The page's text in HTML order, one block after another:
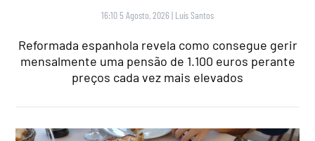
16:10 5 Agosto, 2026 | Luís Santos
Reformada espanhola revela como consegue gerir
mensalmente uma pensão de 1.100 euros perante
preços cada vez mais elevados